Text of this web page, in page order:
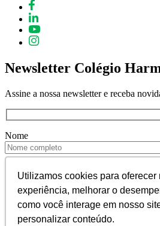
Utilizamos cookies para oferecer
experiência, melhorar o
como você interage em nosso
personalizar conteúdo.
Utilizamos cookies para oferecer
experiência, melhorar o
como você interage em nosso
personalizar conteúdo.
Newsletter Colégio
Assine a nossa newsletter e receba
Nome